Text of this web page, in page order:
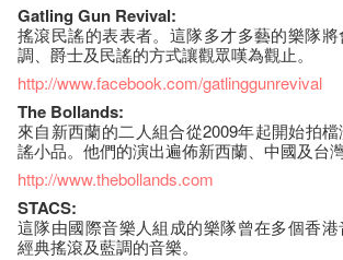
Gatling Gun Revival:
搖滾民謠的表表者。這隊多才多藝的樂隊
調、爵士及民謠的方式讓觀眾嘆為觀止。
http://www.facebook.com/gatlinggunrevival
The Bollands:
來自新西蘭的二人組合從2009年起開始拍
謠小品。他們的演出遍佈新西蘭、中國及台
http://www.thebollands.com
STACS:
這隊由國際音樂人組成的樂隊曾在多個香
經典搖滾及藍調的音樂。